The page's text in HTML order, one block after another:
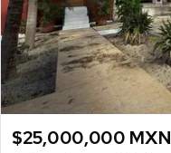
$25,000,000 MXN